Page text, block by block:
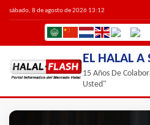
sábado, 8 de agosto de 2026 13:12
EL HALAL A
15 Años De
Usted"